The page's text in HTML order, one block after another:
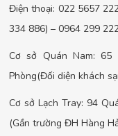
Điện thoại: 022 5657
334 886) – 0964 299
Cơ sở Quán Nam: 65
Phòng(Đối diện khách
Cơ sở Lạch Tray: 94
(Gần trường ĐH Hàng